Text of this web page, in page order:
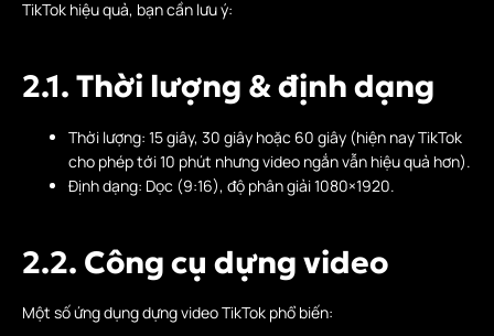
TikTok hiệu quả, bạn cần lưu ý:
2.1. Thời lượng & định dạng
Thời lượng: 15 giây, 30 giây hoặc 60 giây (hiện nay TikTok
cho phép tới 10 phút nhưng video ngắn vẫn hiệu quả hơn).
Định dạng: Dọc (9:16), độ phân giải 1080×1920.
2.2. Công cụ dựng video
Một số ứng dụng dựng video TikTok phổ biến: